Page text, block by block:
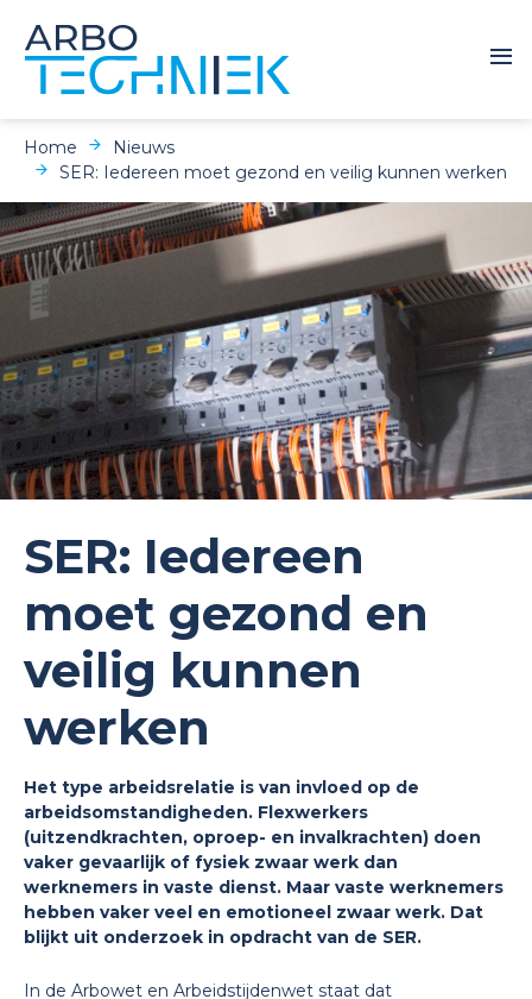
Home
Nieuws
SER: Iedereen moet gezond en veilig kunnen werken
SER: Iedereen
moet gezond en
veilig kunnen
werken
Het type arbeidsrelatie is van invloed op de
arbeidsomstandigheden. Flexwerkers
(uitzendkrachten, oproep- en invalkrachten) doen
vaker gevaarlijk of fysiek zwaar werk dan
werknemers in vaste dienst. Maar vaste werknemers
hebben vaker veel en emotioneel zwaar werk. Dat
blijkt uit onderzoek in opdracht van de SER.
In de Arbowet en Arbeidstijdenwet staat dat